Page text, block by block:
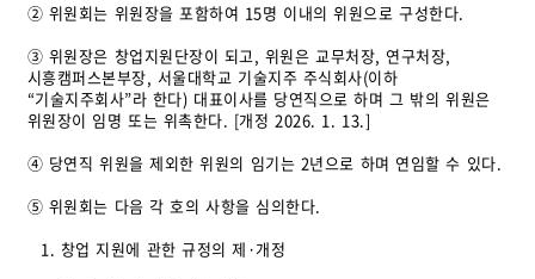
② 위원회는 위원장을 포함하여 15명 이내의 위원으로 구성한다.
③ 위원장은 창업지원단장이 되고, 위원은 교무처장, 연구처장,
시흥캠퍼스본부장, 서울대학교 기술지주 주식회사(이하
“기술지주회사”라 한다) 대표이사를 당연직으로 하며 그 밖의 위원은
위원장이 임명 또는 위촉한다. [개정 2026. 1. 13.]
④ 당연직 위원을 제외한 위원의 임기는 2년으로 하며 연임할 수 있다.
⑤ 위원회는 다음 각 호의 사항을 심의한다.
1. 창업 지원에 관한 규정의 제·개정